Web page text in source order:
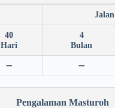
40
Hari
4
Bulan
➖ ➖
Pengalaman Masturoh